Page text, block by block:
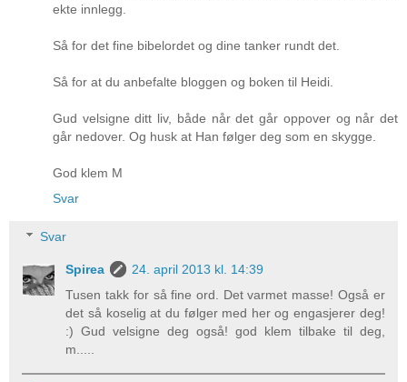
ekte innlegg.
Så for det fine bibelordet og dine tanker rundt det.
Så for at du anbefalte bloggen og boken til Heidi.
Gud velsigne ditt liv, både når det går oppover og når det
går nedover. Og husk at Han følger deg som en skygge.
God klem M
Svar
Svar
Spirea
24. april 2013 kl. 14:39
Tusen takk for så fine ord. Det varmet masse! Også er
det så koselig at du følger med her og engasjerer deg!
:) Gud velsigne deg også! god klem tilbake til deg,
m.....